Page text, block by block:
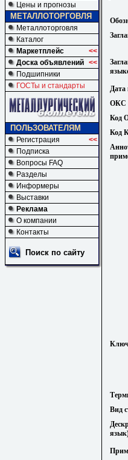
Цены и прогнозы
МЕТАЛЛОТОРГОВЛЯ
Металлоторговля
Каталог
Маркетплейс
<<
Доска объявлений <<
Подшипники
ГОСТы и стандарты
ПОЛЬЗОВАТЕЛЯМ
Регистрация
<<
Подписка
Вопросы FAQ
Разделы
Информеры
Выставки
Реклама
О компании
Контакты
Поиск по сайту
Дата
ОКС
Код
Код
Вид